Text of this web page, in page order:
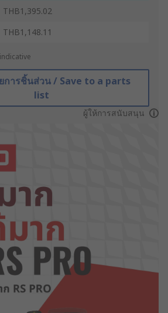
THB1,395.02
THB1,148.11
การชิ้นส่วน / Save to a parts
list
ผู้ให้การสนับสนุน